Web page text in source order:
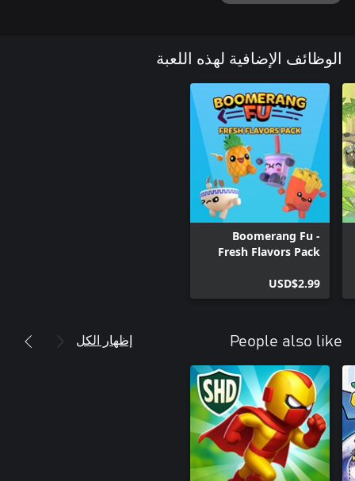
الوظائف الإضافية لهذه اللعبة
Boomerang Fu -
Fresh Flavors Pack
USD$2.99
People also like إظهار الكل